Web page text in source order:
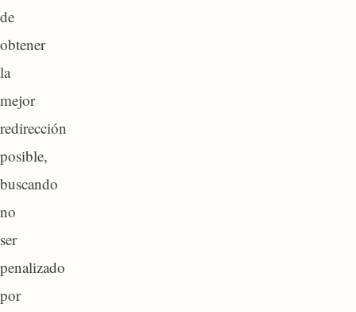
de
obtener
la
mejor
redirección
posible,
buscando
no
ser
penalizado
por